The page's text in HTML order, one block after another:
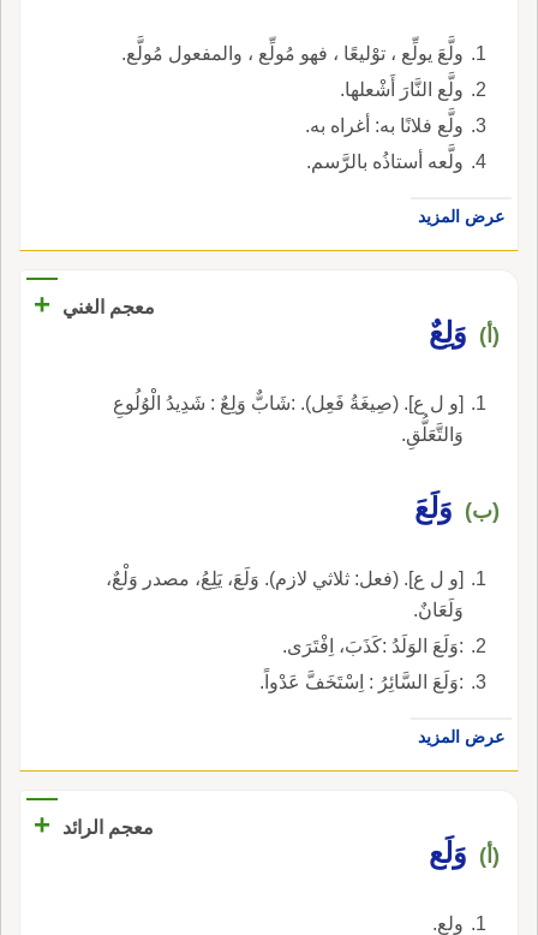
ولَّعَ يولِّع ، توْليعًا ، فهو مُولِّع ، والمفعول مُولَّع.
ولَّع النَّارَ أَشْعلها.
ولَّع فلانًا به: أغراه به.
ولَّعه أستاذُه بالرَّسم.
عرض المزيد
معجم الغني +
(أ) وَلِعٌ
[و ل ع]. (صِيغَةُ فَعِل). :شَابٌّ وَلِعٌ : شَدِيدُ الْوُلُوعِ
وَالتَّعَلُّقِ.
(ب) وَلَعَ
[و ل ع]. (فعل: ثلاثي لازم). وَلَعَ، يَلِعُ، مصدر وَلْعٌ،
وَلَعَانٌ.
:وَلَعَ الوَلَدُ :كَذَبَ، اِفْتَرَى.
:وَلَعَ السَّائِرُ : اِسْتَخَفَّ عَدْواً.
عرض المزيد
معجم الرائد +
(أ) وَلَع
ولع.